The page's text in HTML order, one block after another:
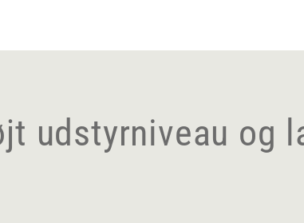
udstyrniveau og